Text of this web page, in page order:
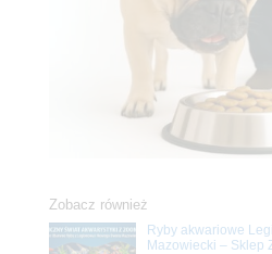
Zobacz również
Ryby akwariowe
Mazowiecki – Sklep